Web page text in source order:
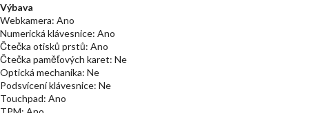
Výbava
Webkamera: Ano
Numerická klávesnice: Ano
Čtečka otisků prstů: Ano
Čtečka paměťových karet: Ne
Optická mechanika: Ne
Podsvícení klávesnice: Ne
Touchpad: Ano